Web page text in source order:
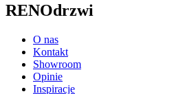
RENOdrzwi
O nas
Kontakt
Showroom
Opinie
Inspiracje